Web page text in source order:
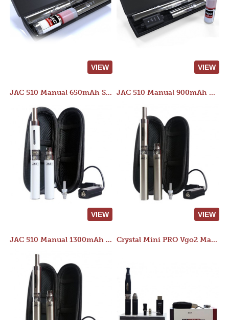
VIEW VIEW
JAC 510 Manual 650mAh Starter Kit
VIEW
JAC 510 Manual 900mAh Starter Kit
VIEW
JAC 510 Manual 1300mAh Starter Kit Crystal Mini PRO Vgo2 Manual 400mAh Kit